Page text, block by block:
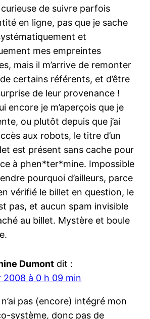
de suivre parfois
en ligne, pas que je sache
et
mes empreintes
mais il m’arrive de remonter
certains référents, et d’être
de leur provenance !
encore je m’aperçois que je
ou plutôt depuis que j’ai
aux robots, le titre d’un
est présent sans cache pour
à phen*ter*mine. Impossible
pourquoi d’ailleurs, parce
vérifié le billet en question, le
pas, et aucun spam invisible
au billet. Mystère et boule
Dumont dit :
2008 à 0 h 09 min
pas (encore) intégré mon
système, donc pas de